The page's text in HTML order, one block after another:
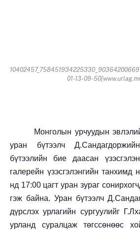
01-13-09-
Монголын урчуудын
уран бүтээлч
бүтээлийн бие даасан
галерейн үзэсгэлэнгийн танхимд
нд 17:00 цагт уран зураг
гэж байна. Уран бүтээлч
дүрслэх урлагийн сургуулийг
урланд суралцаж төгссөнөөс